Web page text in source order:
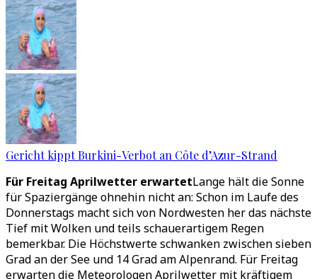
Gericht kippt Burkini-Verbot an Côte d’Azur-Strand
Für Freitag Aprilwetter erwartetLange hält die Sonne
für Spaziergänge ohnehin nicht an: Schon im Laufe des
Donnerstags macht sich von Nordwesten her das nächste
Tief mit Wolken und teils schauerartigem Regen
bemerkbar. Die Höchstwerte schwanken zwischen sieben
Grad an der See und 14 Grad am Alpenrand. Für Freitag
erwarten die Meteorologen Aprilwetter mit kräftigem